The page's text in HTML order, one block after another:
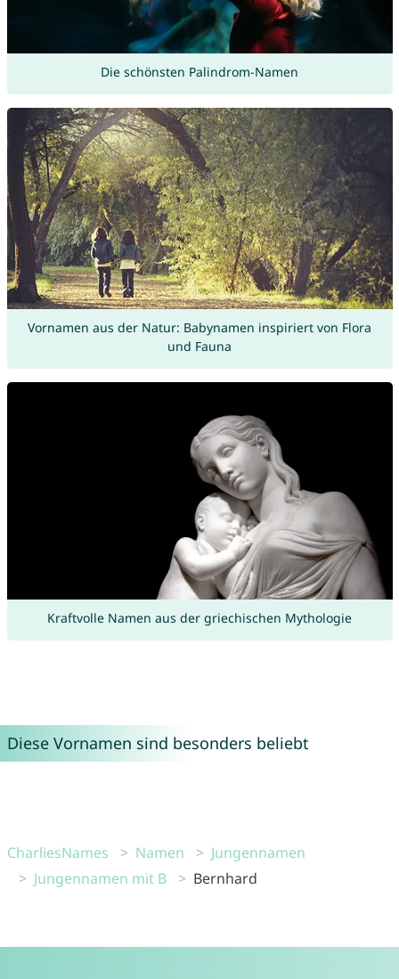
Die schönsten Palindrom-Namen
Vornamen aus der Natur: Babynamen inspiriert von Flora
und Fauna
Kraftvolle Namen aus der griechischen Mythologie
Diese Vornamen sind besonders beliebt
CharliesNames Namen
Jungennamen
Jungennamen mit B
Bernhard